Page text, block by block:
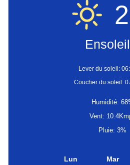
Lever du soleil:
Coucher du soleil:
Humidité:
Vent:
Pluie: 3%
Lun Mar